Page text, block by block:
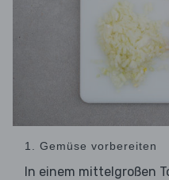
1. Gemüse vorbereiten
In einem mittelgroßen